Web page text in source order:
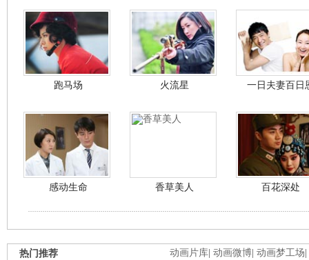
跑马场 火流星 一日夫妻百日
感动生命 香草美人 百花深处
动画片库 动画微博 动画梦工场
热门推荐